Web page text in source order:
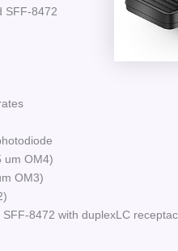
SFF-8472
um OM4)
OM3)
8472 with duplexLC